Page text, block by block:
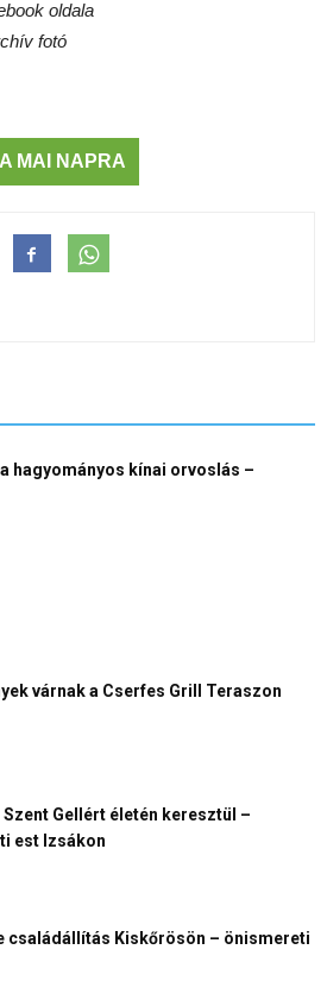
oldala
fotó
MAI NAPRA
hagyományos kínai orvoslás –
várnak a Cserfes Grill Teraszon
Gellért életén keresztül –
est Izsákon
családállítás Kiskőrösön – önismereti